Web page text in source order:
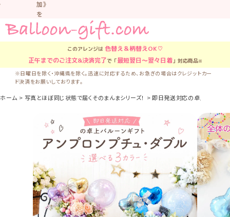
加》
を
お
す
す
し
て
い
す。
か
な
い
よ
う
気
このアレンジは 色替え＆柄替えOK♡
正午までのご注文&決済完了で「最短翌日〜翌々日着」対応商品※
※日曜日を除く・沖縄県を除く。迅速に対応するため、お急ぎの場合はクレジットカー
ド決済をお願いしております。
ホーム 写真とほぼ同じ状態で届くそのまんまシリーズ！ 即日発送対応の卓上バルーン